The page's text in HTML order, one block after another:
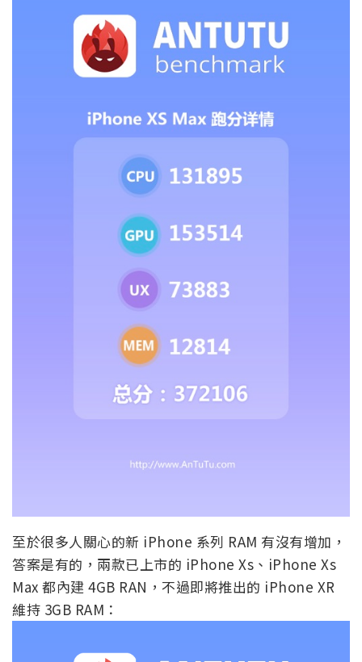
至於很多人關心的新 iPhone 系列 RAM 有沒有增加，
答案是有的，兩款已上市的 iPhone Xs、iPhone Xs
Max 都內建 4GB RAN，不過即將推出的 iPhone XR
維持 3GB RAM：